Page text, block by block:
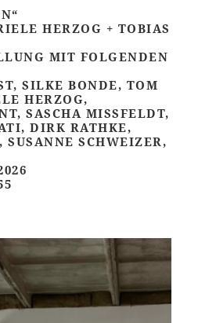
HERZOG + TOBIAS
MIT FOLGENDEN
SILKE BONDE, TOM
HERZOG,
SASCHA MISSFELDT,
DIRK RATHKE,
SCHWEIZER,